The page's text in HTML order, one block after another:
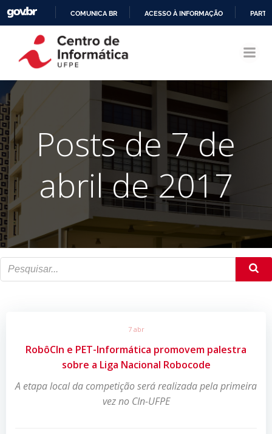
CONTEÚDO
COMUNICA BR ACESSO À INFORMAÇÃO
Posts de 7 de
abril de 2017
7 abr
RobôCIn e PET-Informática promovem palestra
sobre a Liga Nacional Robocode
A etapa local da competição será realizada pela primeira
vez no CIn-UFPE